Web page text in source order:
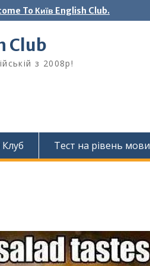
To Київ English Club.
Club
з 2008р!
Тест на рівень мови